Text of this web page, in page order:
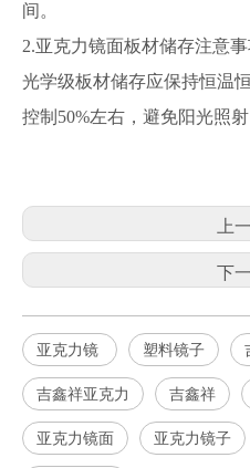
间。
2.亚克力镜面板材储存注意
光学级板材储存应保持恒温
控制50%左右，避免阳光照射
上
下
亚克力镜 塑料镜子
吉鑫祥亚克力 吉鑫祥
亚克力镜面 亚克力镜子